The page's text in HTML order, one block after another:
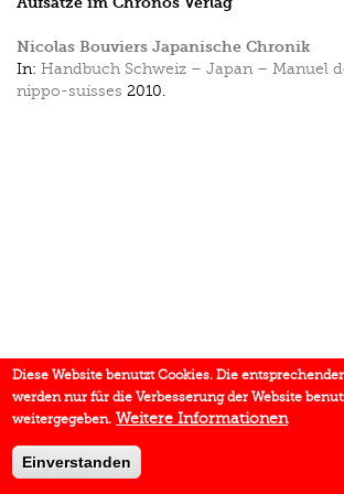
Nicolas Bouviers Japanische Chronik
In: Handbuch Schweiz – Japan – Manuel
nippo-suisses 2010.
Diese Website benutzt Cookies. Die
werden nur für die Verbesserung der Website
weitergegeben. Weitere Informationen
Einverstanden